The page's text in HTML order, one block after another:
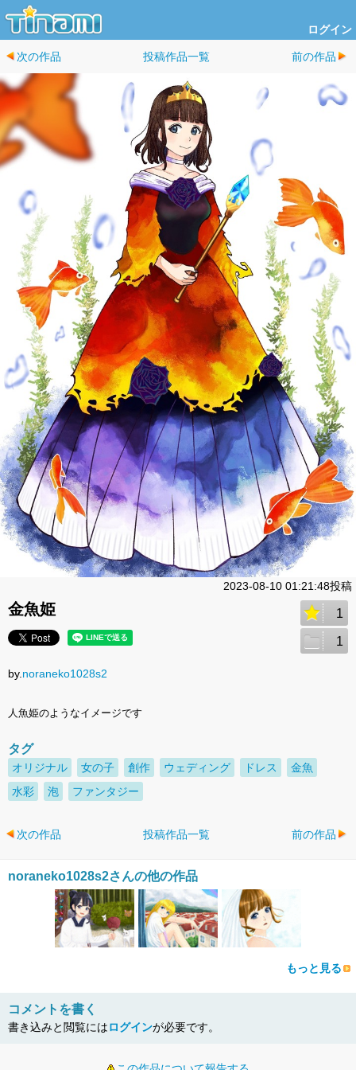
ログイン
次の作品 投稿作品一覧 前の作品
2023-08-10 01:21:48投稿
金魚姫 1
1
by.noraneko1028s2
人魚姫のようなイメージです
タグ
オリジナル 女の子 創作 ウェディング ドレス
金魚
水彩
泡 ファンタジー
次の作品 投稿作品一覧 前の作品
noraneko1028s2さんの他の作品
もっと見る
コメントを書く
書き込みと閲覧にはログインが必要です。